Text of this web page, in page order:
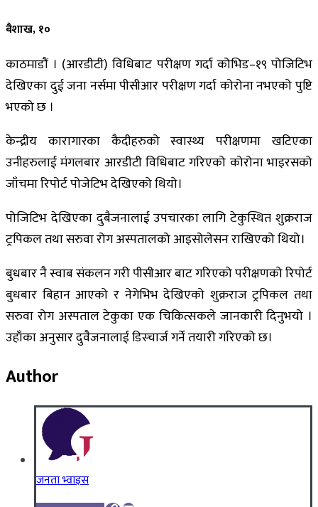
बैशाख, १०
काठमाडौं । (आरडीटी) विधिबाट परीक्षण गर्दा कोभिड–१९ पोजिटिभ
देखिएका दुई जना नर्समा पीसीआर परीक्षण गर्दा कोरोना नभएको पुष्टि
भएको छ ।
केन्द्रीय कारागारका कैदीहरुको स्वास्थ्य परीक्षणमा खटिएका
उनीहरुलाई मंगलबार आरडीटी विधिबाट गरिएको कोरोना भाइरसको
जाँचमा रिपोर्ट पोजेटिभ देखिएको थियो।
पोजिटिभ देखिएका दुबैजनालाई उपचारका लागि टेकुस्थित शुक्रराज
ट्रपिकल तथा सरुवा रोग अस्पतालको आइसोलेसन राखिएको थियो।
बुधबार नै स्वाब संकलन गरी पीसीआर बाट गरिएको परीक्षणको रिपोर्ट
बुधबार बिहान आएको र नेगेभिभ देखिएको शुक्रराज ट्रपिकल तथा
सरुवा रोग अस्पताल टेकुका एक चिकित्सकले जानकारी दिनुभयो ।
उहाँका अनुसार दुवैजनालाई डिस्चार्ज गर्ने तयारी गरिएको छ।
Author
जनता भ्वाइस